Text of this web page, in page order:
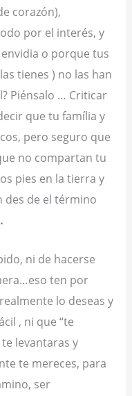
corazón),
por el interés, y
o porque tus
tienes ) no las han
Piénsalo … Criticar
que tu família y
pero seguro que
no compartan tu
pies en la tierra y
des de el término
ni de hacerse
ten por
lo deseas y
, ni que “te
levantaras y
te mereces, para
ser